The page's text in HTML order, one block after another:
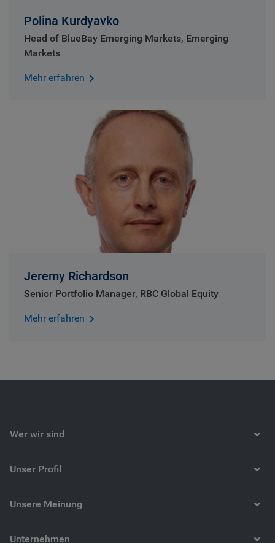
Polina Kurdyavko
Head of BlueBay Emerging Markets, Emerging
Markets
Mehr erfahren
Jeremy Richardson
Senior Portfolio Manager, RBC Global Equity
Mehr erfahren
Wer wir sind
Unser Profil
Unsere Meinung
Unternehmen